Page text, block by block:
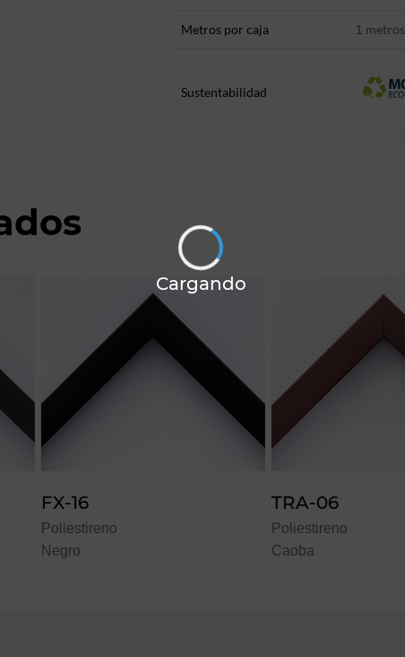
Metros por caja 1 metros
Sustentabilidad
Poliestireno
ALU-10
Poliestireno
Cargando